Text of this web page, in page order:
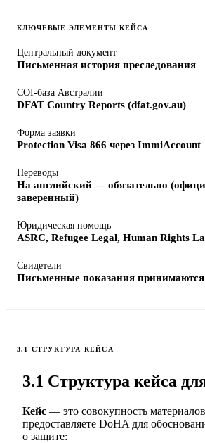
КЛЮЧЕВЫЕ ЭЛЕМЕНТЫ КЕЙСА
Центральный документ
Письменная история преследования
COI-база Австралии
DFAT Country Reports (dfat.gov.au)
Форма заявки
Protection Visa 866 через ImmiAccount
Переводы
На английский — обязательно
заверенный)
Юридическая помощь
ASRC, Refugee Legal, Human Rights
Свидетели
Письменные показания принимаются
3.1 СТРУКТУРА КЕЙСА
3.1 Структура кейса
Кейс — это совокупность
предоставляете DoHA для
о защите: